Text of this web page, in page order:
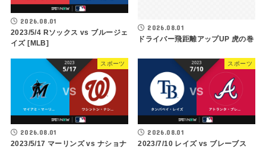
2026.08.01
2023/5/4 Rソックス vs ブルージェ
イズ [MLB]
2026.08.01
ドライバー飛距離アップUP 虎の巻
スポーツ
2026.08.01
2023/5/17 マーリンズ vs ナショナ
スポーツ
2026.08.01
2023/7/10 レイズ vs ブレーブス